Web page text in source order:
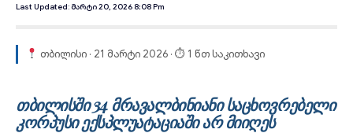
Last Updated: Მარტი 20, 2026 8:08 Pm
თბილისი · 21 მარტი 2026 · ⏱ 1 წთ საკითხავი
თბილისში 34 მრავალბინიანი საცხოვრებელი
კორპუსი ექსპლუატაციაში არ მიიღეს